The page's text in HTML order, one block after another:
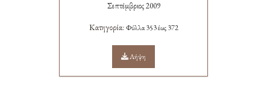
Σεπτέμβριος 2009
Κατηγορία: Φύλλα 353 έως 372
Λήψη